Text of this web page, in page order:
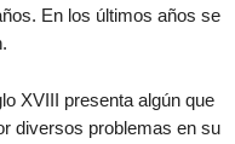
En los últimos años se
XVIII presenta algún que
diversos problemas en su